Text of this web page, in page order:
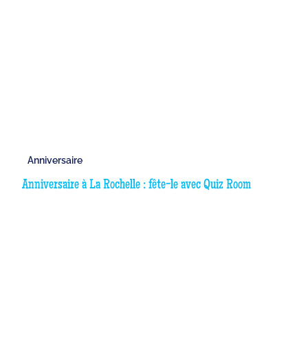
Anniversaire
Anniversaire à La Rochelle : fête-le avec Quiz Room